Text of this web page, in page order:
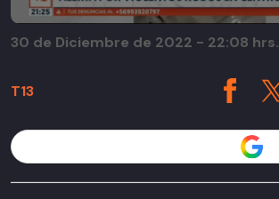
T13
30 de Diciembre de 2022 - 22:08 hrs.